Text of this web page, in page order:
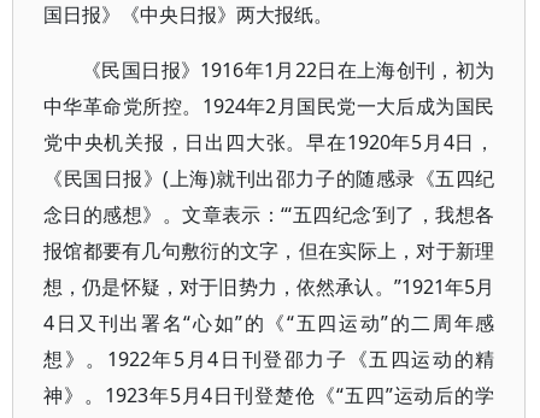
国日报》《中央日报》两大报纸。
《民国日报》1916年1月22日在上海创刊，初为
中华革命党所控。1924年2月国民党一大后成为国民
党中央机关报，日出四大张。早在1920年5月4日，
《民国日报》(上海)就刊出邵力子的随感录《五四纪
念日的感想》。文章表示：“‘五四纪念’到了，我想各
报馆都要有几句敷衍的文字，但在实际上，对于新理
想，仍是怀疑，对于旧势力，依然承认。”1921年5月
4日又刊出署名“心如”的《“五四运动”的二周年感
想》。1922年5月4日刊登邵力子《五四运动的精
神》。1923年5月4日刊登楚伧《“五四”运动后的学